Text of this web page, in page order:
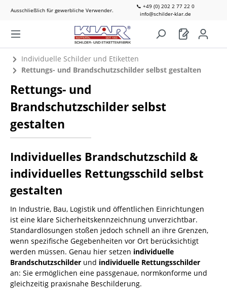
Ausschließlich für gewerbliche Verwender.
📞 +49 (0) 202 2 77 22 0
info@schilder-klar.de
Individuelle Schilder und Etiketten
Rettungs- und Brandschutzschilder selbst gestalten
Rettungs- und
Brandschutzschilder selbst
gestalten
Individuelles Brandschutzschild &
individuelles Rettungsschild selbst
gestalten
In Industrie, Bau, Logistik und öffentlichen Einrichtungen
ist eine klare Sicherheitskennzeichnung unverzichtbar.
Standardlösungen stoßen jedoch schnell an ihre Grenzen,
wenn spezifische Gegebenheiten vor Ort berücksichtigt
werden müssen. Genau hier setzen individuelle
Brandschutzschilder und individuelle Rettungsschilder
an: Sie ermöglichen eine passgenaue, normkonforme und
gleichzeitig praxisnahe Beschilderung.